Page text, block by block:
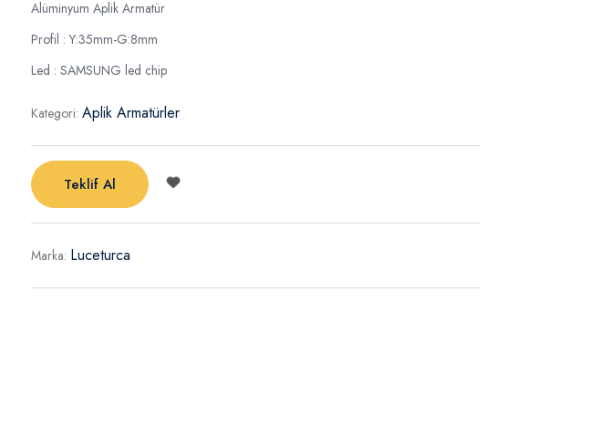
Alüminyum Aplik Armatür
Profil : Y:35mm-G:8mm
Led : SAMSUNG led chip
Kategori: Aplik Armatürler
Teklif Al
Marka: Luceturca